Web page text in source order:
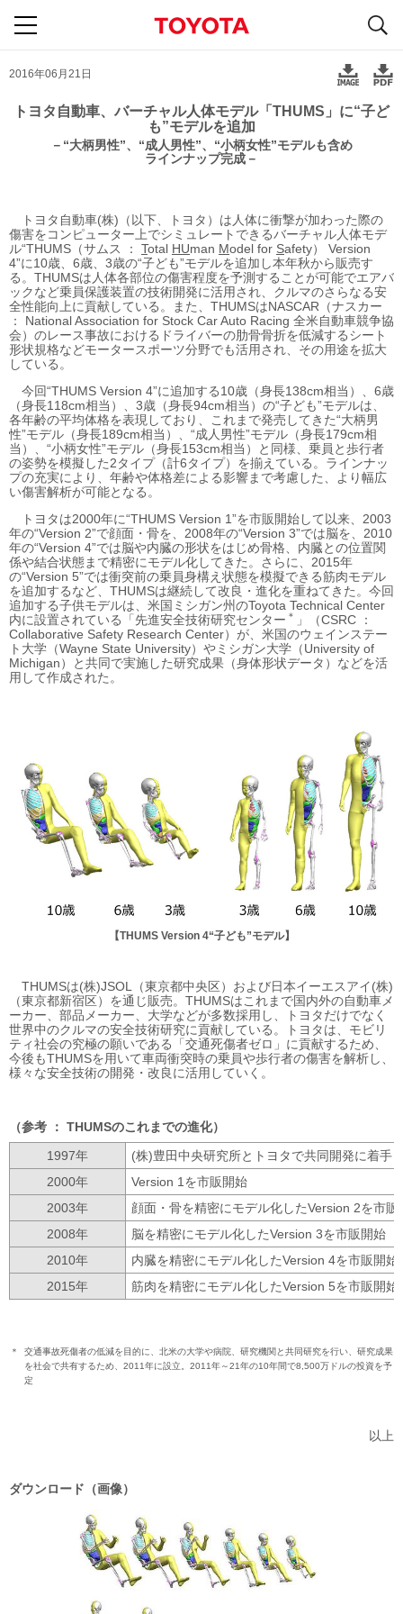
2016年06月21日
トヨタ自動車、バーチャル人体モデル「THUMS」に“子ど
も”モデルを追加
－“大柄男性”、“成人男性”、“小柄女性”モデルも含め
ラインナップ完成－
トヨタ自動車(株)（以下、トヨタ）は人体に衝撃が加わった際の
傷害をコンピューター上でシミュレートできるバーチャル人体モデ
ル“THUMS（サムス ： Total HUman Model for Safety） Version
4”に10歳、6歳、3歳の“子ども”モデルを追加し本年秋から販売す
る。THUMSは人体各部位の傷害程度を予測することが可能でエアバ
ックなど乗員保護装置の技術開発に活用され、クルマのさらなる安
全性能向上に貢献している。また、THUMSはNASCAR（ナスカー
： National Association for Stock Car Auto Racing 全米自動車競争協
会）のレース事故におけるドライバーの肋骨骨折を低減するシート
形状規格などモータースポーツ分野でも活用され、その用途を拡大
している。
今回“THUMS Version 4”に追加する10歳（身長138cm相当）、6歳
（身長118cm相当）、3歳（身長94cm相当）の“子ども”モデルは、
各年齢の平均体格を表現しており、これまで発売してきた“大柄男
性”モデル（身長189cm相当）、“成人男性”モデル（身長179cm相
当）、“小柄女性”モデル（身長153cm相当）と同様、乗員と歩行者
の姿勢を模擬した2タイプ（計6タイプ）を揃えている。ラインナッ
プの充実により、年齢や体格差による影響まで考慮した、より幅広
い傷害解析が可能となる。
トヨタは2000年に“THUMS Version 1”を市販開始して以来、2003
年の“Version 2”で顔面・骨を、2008年の“Version 3”では脳を、2010
年の“Version 4”では脳や内臓の形状をはじめ骨格、内臓との位置関
係や結合状態まで精密にモデル化してきた。さらに、2015年
の“Version 5”では衝突前の乗員身構え状態を模擬できる筋肉モデル
を追加するなど、THUMSは継続して改良・進化を重ねてきた。今回
追加する子供モデルは、米国ミシガン州のToyota Technical Center
内に設置されている「先進安全技術研究センター ＊
」（CSRC ：
Collaborative Safety Research Center）が、米国のウェインステー
ト大学（Wayne State University）やミシガン大学（University of
Michigan）と共同で実施した研究成果（身体形状データ）などを活
用して作成された。
【THUMS Version 4“子ども”モデル】
THUMSは(株)JSOL（東京都中央区）および日本イーエスアイ(株)
（東京都新宿区）を通じ販売。THUMSはこれまで国内外の自動車メ
ーカー、部品メーカー、大学などが多数採用し、トヨタだけでなく
世界中のクルマの安全技術研究に貢献している。トヨタは、モビリ
ティ社会の究極の願いである「交通死傷者ゼロ」に貢献するため、
今後もTHUMSを用いて車両衝突時の乗員や歩行者の傷害を解析し、
様々な安全技術の開発・改良に活用していく。
参考 ： THUMSのこれまでの進化
1997年
(株)豊田中央研究所とトヨタで共同開発に着手
2000年
Version 1を市販開始
2003年
顔面・骨を精密にモデル化したVersion 2を市販
2008年
脳を精密にモデル化したVersion 3を市販開始
2010年
内臓を精密にモデル化したVersion 4を市販開始
2015年
筋肉を精密にモデル化したVersion 5を市販開始
＊
交通事故死傷者の低減を目的に、北米の大学や病院、研究機関と共同研究を行い、研究成果
を社会で共有するため、2011年に設立。2011年～21年の10年間で8,500万ドルの投資を予
定
以上
ダウンロード（画像）